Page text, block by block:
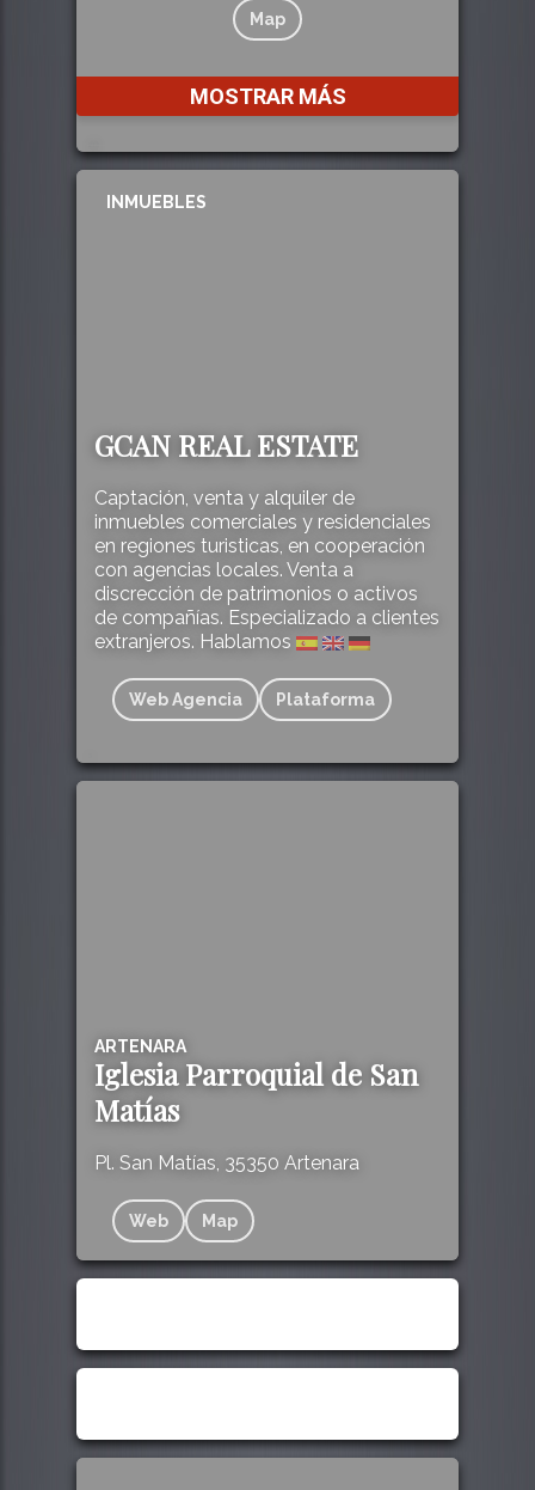
Map
MOSTRAR MÁS
INMUEBLES
GCAN REAL ESTATE
Captación, venta y alquiler de
inmuebles comerciales y residenciales
en regiones turisticas, en cooperación
con agencias locales. Venta a
discrección de patrimonios o activos
de compañías. Especializado a clientes
extranjeros. Hablamos
Web Agencia Plataforma
ARTENARA
Iglesia Parroquial de San
Matías
Pl. San Matías, 35350 Artenara
Web Map